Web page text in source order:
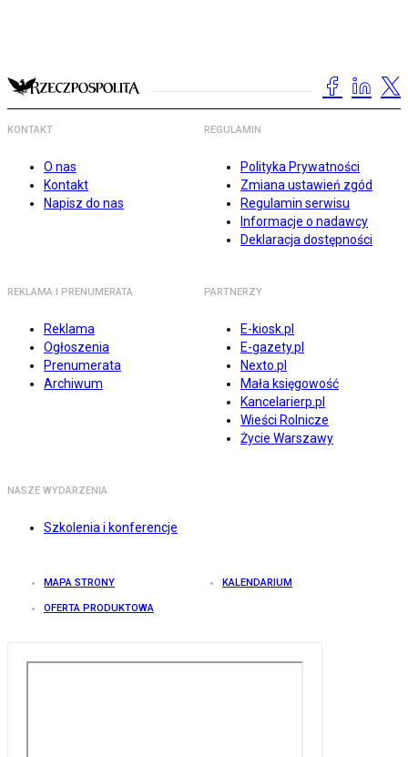
KONTAKT
O nas
Kontakt
Napisz do nas
REGULAMIN
Polityka Prywatności
Zmiana ustawień zgód
Regulamin serwisu
Informacje o nadawcy
Deklaracja dostępności
REKLAMA I PRENUMERATA
Reklama
Ogłoszenia
Prenumerata
Archiwum
PARTNERZY
E-kiosk.pl
E-gazety.pl
Nexto.pl
Mała księgowość
Kancelarierp.pl
Wieści Rolnicze
Życie Warszawy
NASZE WYDARZENIA
Szkolenia i konferencje
MAPA STRONY KALENDARIUM
OFERTA PRODUKTOWA